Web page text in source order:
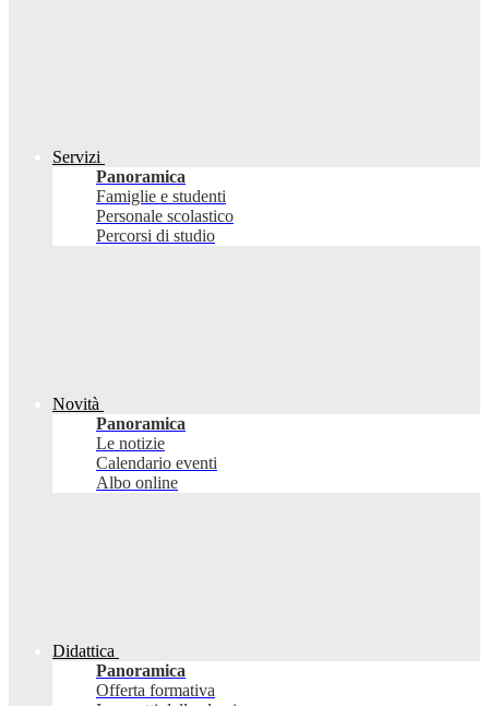
Servizi
Panoramica
Famiglie e studenti
Personale scolastico
Percorsi di studio
Novità
Panoramica
Le notizie
Calendario eventi
Albo online
Didattica
Panoramica
Offerta formativa